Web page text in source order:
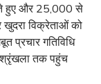
हुए और 25,000 से
विक्रेताओं को
प्रचार गतिविधि
श्रृंखला तक पहुंच